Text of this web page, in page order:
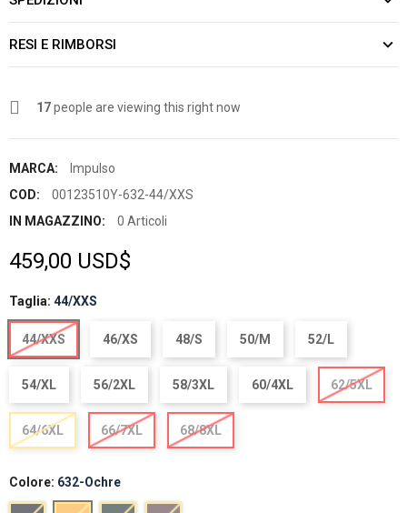
RESI E RIMBORSI
17people are viewing this right now
MARCA:
Impulso
COD:
00123510Y-632-44/XXS
IN MAGAZZINO:
0 Articoli
459,00 USD$
Taglia: 44/XXS
44/XXS 46/XS 48/S 50/M 52/L
54/XL 56/2XL 58/3XL 60/4XL 62/5XL
64/6XL 66/7XL 68/8XL
Colore: 632-Ochre